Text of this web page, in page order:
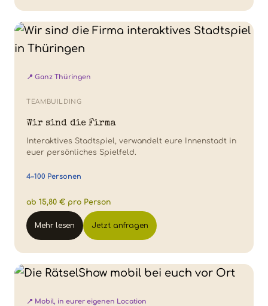
📍 Ganz Thüringen
TEAMBUILDING
Wir sind die Firma
Interaktives Stadtspiel, verwandelt eure Innenstadt in
euer persönliches Spielfeld.
4–100 Personen
ab 15,80 € pro Person
Mehr lesen Jetzt anfragen
📍 Mobil, in eurer eigenen Location